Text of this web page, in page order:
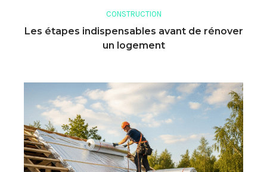
CONSTRUCTION
Les étapes indispensables avant de rénover
un logement